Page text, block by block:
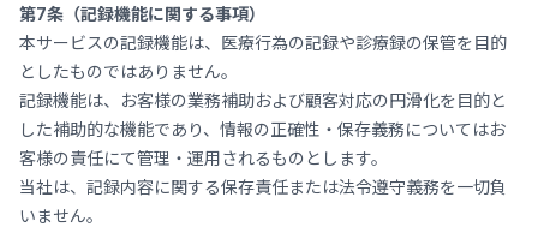
第7条（記録機能に関する事項）
本サービスの記録機能は、医療行為の記録や診療録の保管を目的
としたものではありません。
記録機能は、お客様の業務補助および顧客対応の円滑化を目的と
した補助的な機能であり、情報の正確性・保存義務についてはお
客様の責任にて管理・運用されるものとします。
当社は、記録内容に関する保存責任または法令遵守義務を一切負
いません。